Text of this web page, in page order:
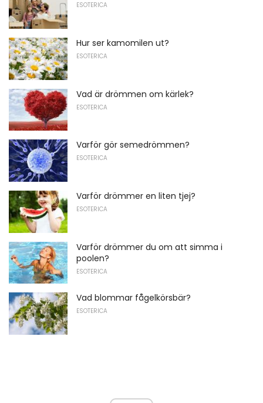
ESOTERICA
Hur ser kamomilen ut?
ESOTERICA
Vad är drömmen om kärlek?
ESOTERICA
Varför gör semedrömmen?
ESOTERICA
Varför drömmer en liten tjej?
ESOTERICA
Varför drömmer du om att simma i
poolen?
ESOTERICA
Vad blommar fågelkörsbär?
ESOTERICA